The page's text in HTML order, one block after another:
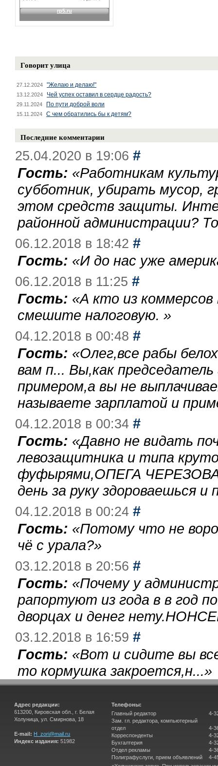
Говорит улица
27.12.2024 "Желаю и делаю!"
13.12.2024 Чей успех оставил в сердце радость?
29.11.2024 По пути доброй воли
15.11.2024 С чем обратились бы к детям?
Последние комментарии
25.04.2020 в 19:06 #
Гость: «Работникам
субботник, убирать мусор,
этом средств защиты.
районной администрации?
06.12.2018 в 18:42 #
Гость: «И до нас уже
06.12.2018 в 11:25 #
Гость: «А кто из
смешите налоговую. »
04.12.2018 в 00:48 #
Гость: «Олег,все рабы
вам п... Вы,как
примером,а вы не
называете зарплатой и
04.12.2018 в 00:34 #
Гость: «Давно не видать
левозащитника и типа
фуфырями,ОПЕГА
день за руку здороваешься
04.12.2018 в 00:24 #
Гость: «Потому что не
чё с урала?»
03.12.2018 в 20:56 #
Гость: «Почему у
рапортуют из года в в год
дворцах и денег
03.12.2018 в 16:59 #
Гость: «Вот и сидите вы
то кормушка закроется,н...»
Адрес редакции:
613200, Кировская обл., г. Белая
Холуница, ул. Смирнова, 18
E-mail: H_zori@mail.ru
Индекс издания: 51982
Телефоны:
Главный редактор
Зам. гл. редактора, компьютерный
отдел
Корреспонденты
Бухгалтерия
Отдел рекламы
Полиграфуслуги, прием объявлений
4-
4-
4-
4-
4-
4-